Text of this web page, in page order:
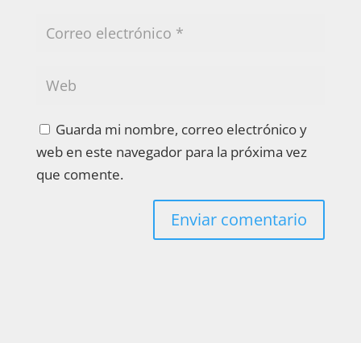
Guarda mi nombre, correo electrónico y
web en este navegador para la próxima vez
que comente.